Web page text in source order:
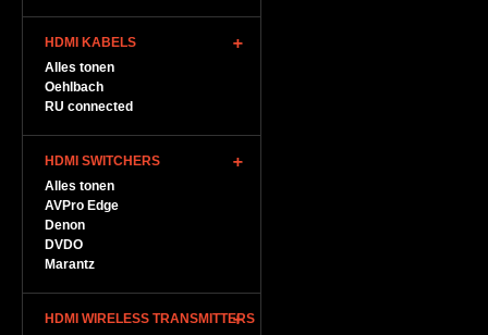
HDMI KABELS
Alles tonen
Oehlbach
RU connected
HDMI SWITCHERS
Alles tonen
AVPro Edge
Denon
DVDO
Marantz
HDMI WIRELESS TRANSMITTERS